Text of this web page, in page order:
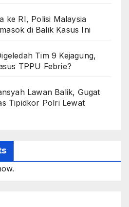
ke RI, Polisi Malaysia
di Balik Kasus Ini
Tim 9 Kejagung,
TPPU Febrie?
Lawan Balik, Gugat
Tipidkor Polri Lewat